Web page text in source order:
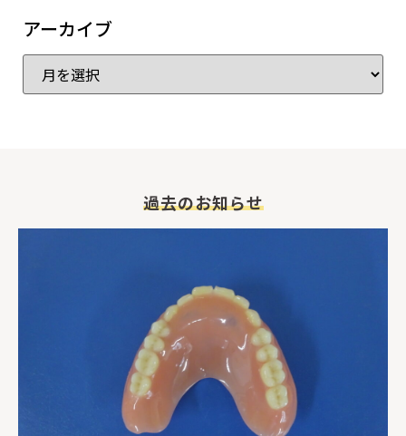
アーカイブ
過去のお知らせ